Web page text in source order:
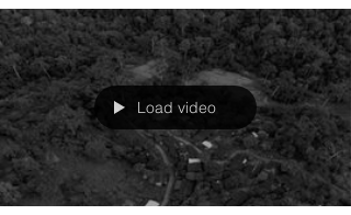
Institute) highlighted the severe impact of
extreme...
Load video